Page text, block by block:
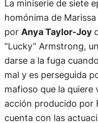
La miniserie de siete
homónima de
por Anya Taylor-Joy
“Lucky” Armstrong,
darse a la fuga
mal y es perseguida
mafioso que la quiere
acción producido por
cuenta con las